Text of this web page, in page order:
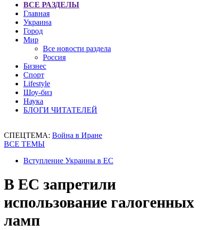
ВСЕ РАЗДЕЛЫ
Главная
Украина
Город
Мир
Все новости раздела
Россия
Бизнес
Спорт
Lifestyle
Шоу-биз
Наука
БЛОГИ ЧИТАТЕЛЕЙ
СПЕЦТЕМА: Война в Иране
ВСЕ ТЕМЫ
Вступление Украины в ЕС
В ЕС запретили
использование галогенных
ламп